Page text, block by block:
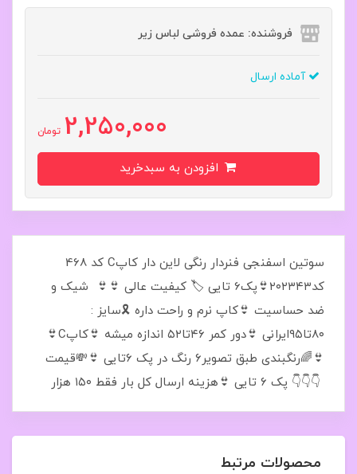
فروشنده: عمده فروشی لباس زیر
آماده ارسال
2,250,000 تومان
سوتین اسفنجی فنردار رنگی لاین دار کاپC کد 468
کد۲۰۲۳۴۳👙پک6 تايی 🏷 کیفیت عالی 👙👙 شیک و
ضد حساسیت 👙کاپ نرم و راحت داره 🎗سایز :
۸۰تا۹۵ایرانی 👙دور کمر ۴۶تا۵۲ اندازه میشه 👙کاپC👙
👙🌈رنگبندی طبق تصویر۶ رنگ در پک ۶تایی 👙💸قیمت
👇👇👇 پک ۶ تایی 👙هزینه ارسال کل بار فقط ۱۵۰ هزار
محصولات مرتبط